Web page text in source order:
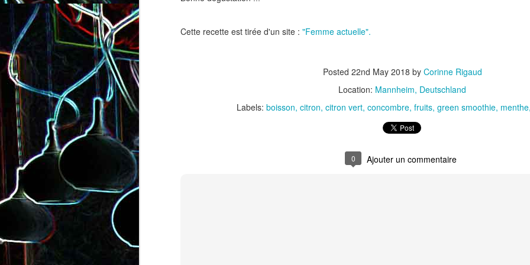
Cette recette est tirée d'un site : "Femme actuelle".
Posted 22nd May 2018 by Corinne Rigaud
Location: Mannheim, Deutschland
Labels: boisson citron citron vert concombre fruits green smoothie menthe
0
Salade de lentilles au céleri
branche et à la carotte
Salade de radis, à l’orange et Bolognaise de lentilles et de Gnocchi sauté au